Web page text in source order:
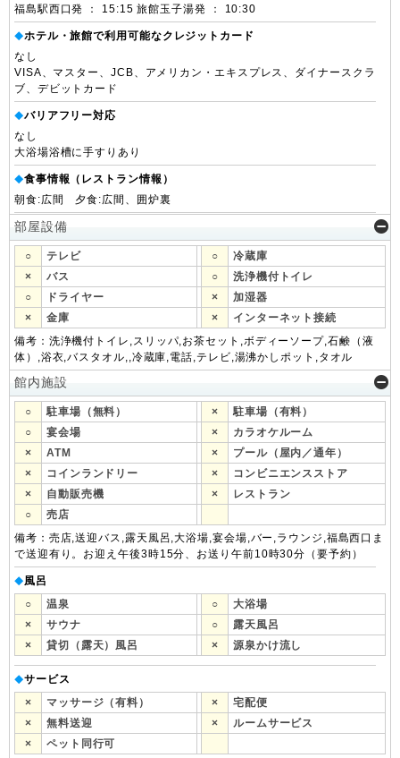
福島駅西口発 ： 15:15 旅館玉子湯発 ： 10:30
◆ホテル・旅館で利用可能なクレジットカード
なし
VISA、マスター、JCB、アメリカン・エキスプレス、ダイナースクラ
ブ、デビットカード
◆バリアフリー対応
なし
大浴場浴槽に手すりあり
◆食事情報（レストラン情報）
朝食:広間 夕食:広間、囲炉裏
部屋設備
○ テレビ ○
冷蔵庫
×
バス ○
洗浄機付トイレ
○
ドライヤー ×
加湿器
×
金庫 ×
インターネット接続
備考：洗浄機付トイレ,スリッパ,お茶セット,ボディーソープ,石鹸（液
体）,浴衣,バスタオル,,冷蔵庫,電話,テレビ,湯沸かしポット,タオル
館内施設
○ 駐車場（無料） ×
駐車場（有料）
○
宴会場 ×
カラオケルーム
×
ATM ×
プール（屋内／通年）
×
コインランドリー ×
コンビニエンスストア
×
自動販売機 ×
レストラン
○
売店
備考：売店,送迎バス,露天風呂,大浴場,宴会場,バー,ラウンジ,福島西口ま
で送迎有り。お迎え午後3時15分、お送り午前10時30分（要予約）
◆風呂
○
温泉 ○
大浴場
×
サウナ ○
露天風呂
×
貸切（露天）風呂 × 源泉かけ流し
◆サービス
×
マッサージ（有料） ×
宅配便
×
無料送迎 ×
ルームサービス
×
ペット同行可